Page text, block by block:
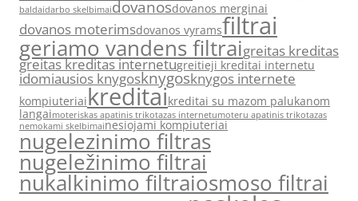
baldaidarbo skelbimaidovanosdovanos merginai
dovanos moterimsdovanos vyramsfiltrai
geriamo vandens filtraigreitas kreditas
greitas kreditas internetugreitieji kreditai internetu
idomiausios knygosknygosknygos internete
kompiuteriaikreditaikreditai su mazom palukanom
langaimoteriskas apatinis trikotazas internetumoteru apatinis trikotazas
nemokami skelbimainesiojami kompiuteriai
nugelezinimo filtras
nugeležinimo filtrai
nukalkinimo filtraiosmoso filtrai